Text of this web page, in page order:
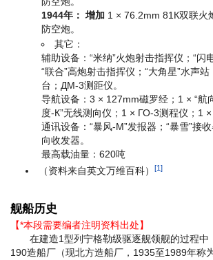
1944年： 增加 1 × 76.2mm 81К双联火
防空炮。
其它：
辅助设备：“米纳”火炮射击指挥仪；“闪
“联合”高炮射击指挥仪；“大角星”水声
台；ДМ-3测距仪。
导航设备：3 × 127mm磁罗经；1 × “航
度-К”无线测向仪；1 × ГО-3测程仪；1 ×
通讯设备：“暴风-М”发报器；“暴雪”接
向收发器。
最高载油量：620吨
（资料来自英文万维百科）[1]
舰船历史
【*本段需要编者注明资料出处】
在建造1型列宁格勒级驱逐舰领舰的过程中
190造船厂（现北方造船厂，1935至1989年称